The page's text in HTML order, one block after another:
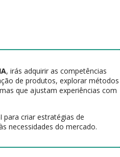
, irás adquirir as competências
de produtos, explorar métodos
que ajustam experiências com
para criar estratégias de
necessidades do mercado.